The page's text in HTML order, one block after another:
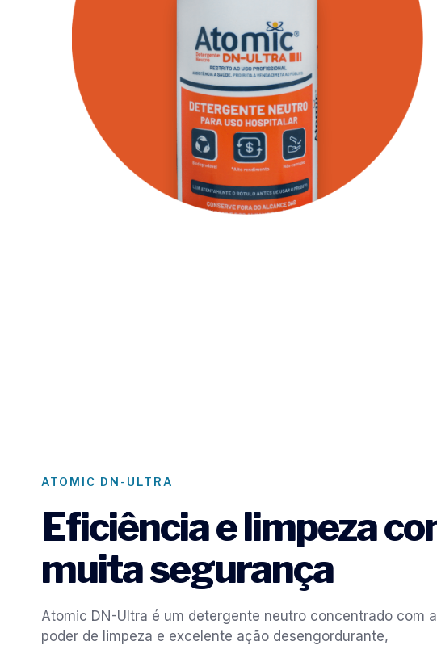
ATOMIC DN-ULTRA
Eficiência e limpeza
muita segurança
Atomic DN-Ultra é um detergente neutro concentrado com
poder de limpeza e excelente ação desengordurante,